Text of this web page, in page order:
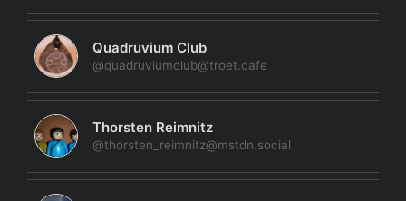
Quadruvium Club
@quadruviumclub@troet.cafe
Thorsten Reimnitz
@thorsten_reimnitz@mstdn.social